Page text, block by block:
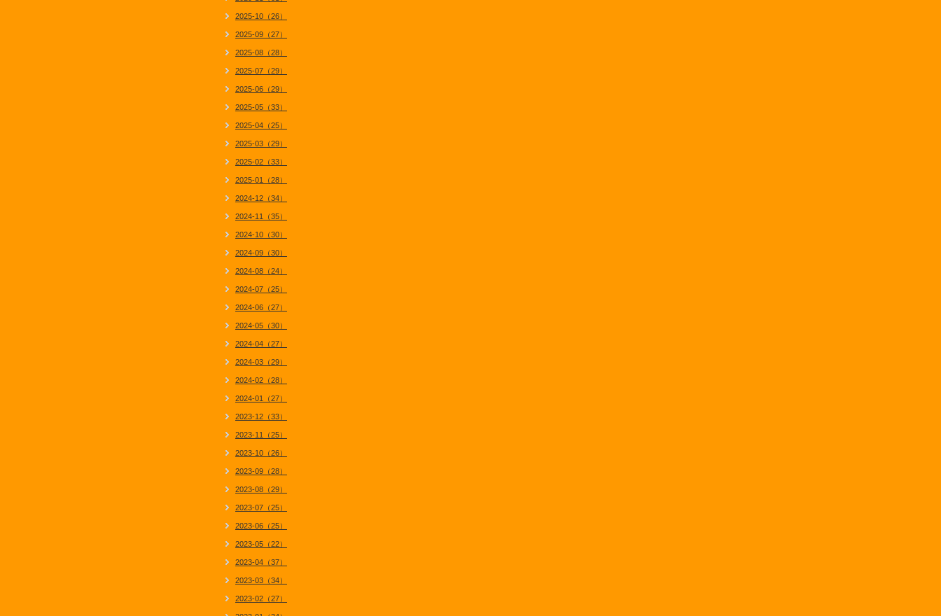
2025-10（26）
2025-09（27）
2025-08（28）
2025-07（29）
2025-06（29）
2025-05（33）
2025-04（25）
2025-03（29）
2025-02（33）
2025-01（28）
2024-12（34）
2024-11（35）
2024-10（30）
2024-09（30）
2024-08（24）
2024-07（25）
2024-06（27）
2024-05（30）
2024-04（27）
2024-03（29）
2024-02（28）
2024-01（27）
2023-12（33）
2023-11（25）
2023-10（26）
2023-09（28）
2023-08（29）
2023-07（25）
2023-06（25）
2023-05（22）
2023-04（37）
2023-03（34）
2023-02（27）